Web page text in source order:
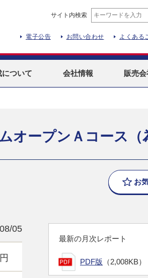
サイト内検索
電子公告 お問い合わせ よくある
について 会社情報 販売
オープンＡコース（
お
05
円
最新の月次レポート
PDF版 （2,008KB）